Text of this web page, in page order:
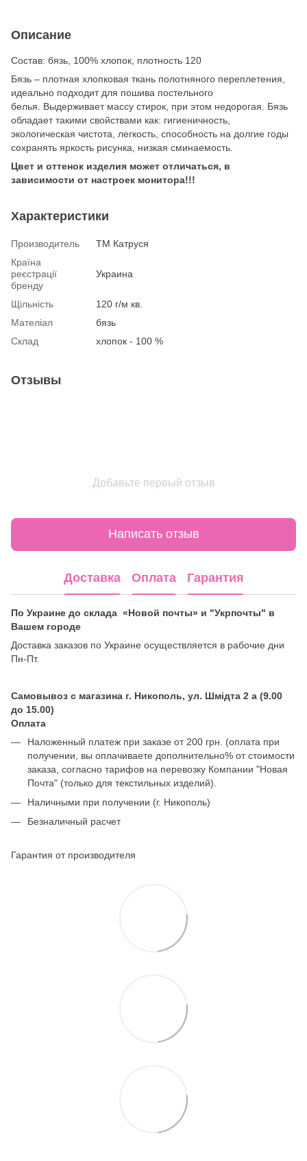
Описание
Состав: бязь, 100% хлопок, плотность 120
Бязь – плотная хлопковая ткань полотняного переплетения,
идеально подходит для пошива постельного
белья. Выдерживает массу стирок, при этом недорогая. Бязь
обладает такими свойствами как: гигиеничность,
экологическая чистота, легкость, способность на долгие годы
сохранять яркость рисунка, низкая сминаемость.
Цвет и оттенок изделия может отличаться, в
зависимости от настроек монитора!!!
Характеристики
Производитель
ТМ Катруся
Країна
реєстрації
бренду
Украина
Щільність
120 г/м кв.
Мателіал
бязь
Склад
хлопок - 100 %
Отзывы
Добавьте первый отзыв
Написать отзыв
Доставка Оплата Гарантия
По Украине до склада «Новой почты» и "Укрпочты" в
Вашем городе
Доставка заказов по Украине осуществляется в рабочие дни
Пн-Пт.
Самовывоз с магазина г. Никополь, ул. Шмідта 2 а (9.00
до 15.00)
Оплата
Наложенный платеж при заказе от 200 грн. (оплата при
получении, вы оплачиваете дополнительно% от стоимости
заказа, согласно тарифов на перевозку Компании "Новая
Почта" (только для текстильных изделий).
Наличными при получении (г. Никополь)
Безналичный расчет
Гарантия от производителя